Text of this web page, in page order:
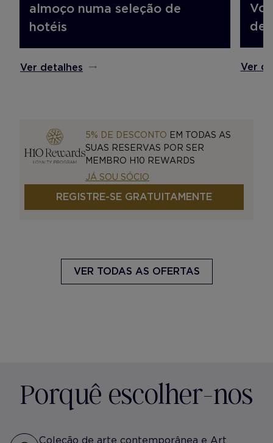
almoço numa seleção de
hotéis
Ver detalhes Ver
5% DE DESCONTO EM TODAS AS
SUAS RESERVAS POR SER
MEMBRO H10 REWARDS
JÁ SOU SÓCIO
REGISTRE-SE GRATUITAMENTE
VER TODAS AS OFERTAS
Porquê escolher-nos
Coleção de arte contemporânea e Art